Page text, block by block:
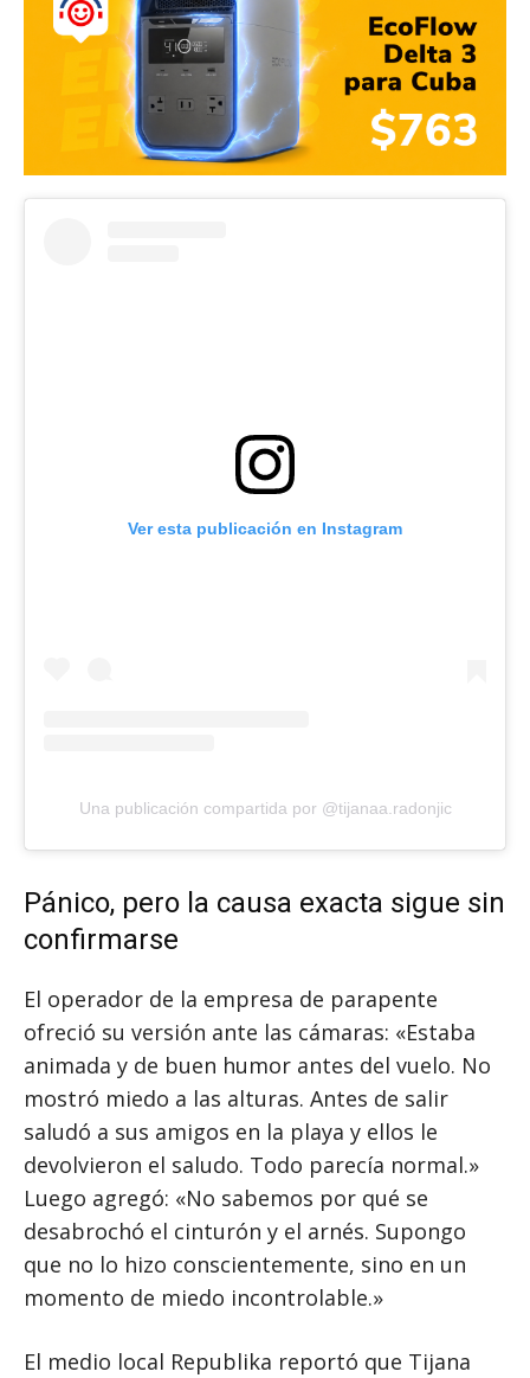
Ver esta publicación en Instagram
Una publicación compartida por @tijanaa.radonjic
Pánico, pero la causa exacta sigue sin
confirmarse
El operador de la empresa de parapente
ofreció su versión ante las cámaras: «Estaba
animada y de buen humor antes del vuelo. No
mostró miedo a las alturas. Antes de salir
saludó a sus amigos en la playa y ellos le
devolvieron el saludo. Todo parecía normal.»
Luego agregó: «No sabemos por qué se
desabrochó el cinturón y el arnés. Supongo
que no lo hizo conscientemente, sino en un
momento de miedo incontrolable.»
El medio local Republika reportó que Tijana